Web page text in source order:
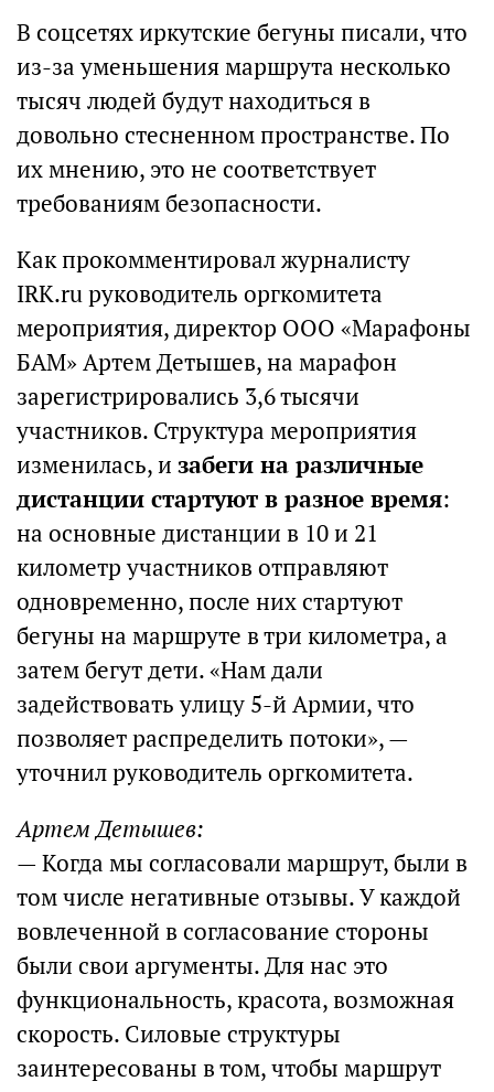
В соцсетях иркутские бегуны писали, что
из-за уменьшения маршрута несколько
тысяч людей будут находиться в
довольно стесненном пространстве. По
их мнению, это не соответствует
требованиям безопасности.
Как прокомментировал журналисту
IRK.ru руководитель оргкомитета
мероприятия, директор ООО «Марафоны
БАМ» Артем Детышев, на марафон
зарегистрировались 3,6 тысячи
участников. Структура мероприятия
изменилась, и забеги на различные
дистанции стартуют в разное время:
на основные дистанции в 10 и 21
километр участников отправляют
одновременно, после них стартуют
бегуны на маршруте в три километра, а
затем бегут дети. «Нам дали
задействовать улицу 5-й Армии, что
позволяет распределить потоки», —
уточнил руководитель оргкомитета.
Артем Детышев:
— Когда мы согласовали маршрут, были в
том числе негативные отзывы. У каждой
вовлеченной в согласование стороны
были свои аргументы. Для нас это
функциональность, красота, возможная
скорость. Силовые структуры
заинтересованы в том, чтобы маршрут